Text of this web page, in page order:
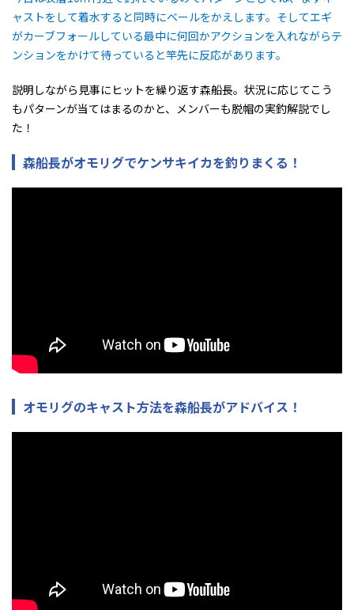
ャストをして着水すると同時にベールをかえします。そしてエギ
がカーブフォールしている最中に何回かアクションを入れながらテ
ンションをかけて待っていると竿先に反応があります。
説明しながら見事にヒットを繰り返す森船長。状況に応じてこう
もパターンが当てはまるのかと、メンバーも脱帽の実釣解説でし
た！
森船長がオモリグでケンサキイカを釣りまくる！
オモリグのキャスト方法を森船長がアドバイス！